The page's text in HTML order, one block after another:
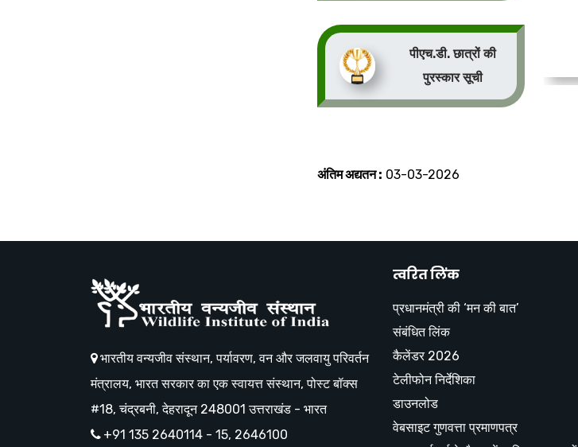
पीएच.डी. छात्रों की
पुरस्कार सूची
अंतिम अद्यतन : 03-03-2026
भारतीय वन्यजीव संस्थान, पर्यावरण, वन और जलवायु परिवर्तन
मंत्रालय, भारत सरकार का एक स्वायत्त संस्थान, पोस्ट बॉक्स
#18, चंद्रबनी, देहरादून 248001 उत्तराखंड - भारत
+91 135 2640114 - 15, 2646100
त्वरित लिंक
प्रधानमंत्री की ‘मन की बात’
संबंधित लिंक
कैलेंडर 2026
टेलीफोन निर्देशिका
डाउनलोड
वेबसाइट गुणवत्ता प्रमाणपत्र